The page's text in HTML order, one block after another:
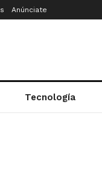
Anúnciate
Tecnología